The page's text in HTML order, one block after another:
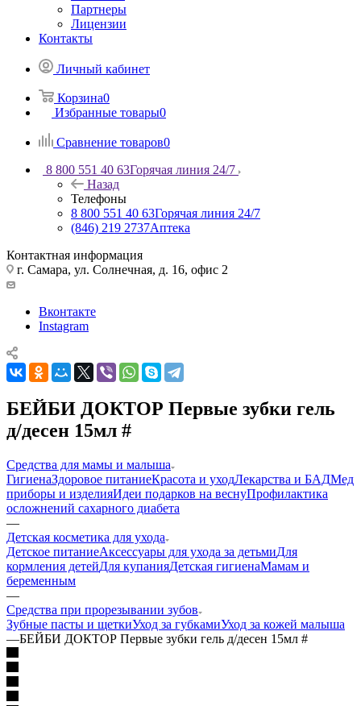
Партнеры
Лицензии
Контакты
Личный кабинет
Корзина0
Избранные товары0
Сравнение товаров0
8 800 551 40 63Горячая линия 24/7
Назад
Телефоны
8 800 551 40 63Горячая линия 24/7
(846) 219 2737Аптека
Контактная информация
г. Самара, ул. Солнечная, д. 16, офис 2
Вконтакте
Instagram
БЕЙБИ ДОКТОР Первые зубки гель
д/десен 15мл #
Средства для мамы и малыша
ГигиенаЗдоровое питаниеКрасота и уходЛекарства и БАДМед
приборы и изделияИдеи подарков на веснуПрофилактика
осложнений сахарного диабета
—
Детская косметика для ухода
Детское питаниеАксессуары для ухода за детьмиДля
кормления детейДля купанияДетская гигиенаМамам и
беременным
—
Средства при прорезывании зубов
Зубные пасты и щеткиУход за губкамиУход за кожей малыша
—БЕЙБИ ДОКТОР Первые зубки гель д/десен 15мл #